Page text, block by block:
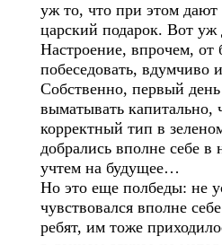
уж то, что при этом дают
царский подарок. Вот уж
Настроение, впрочем, от
побеседовать, вдумчиво
Собственно, первый
выматывать капитально,
корректный тип в
добрались вполне себе
учтем на будущее…
Но это еще полбеды: не
чувствовался вполне
ребят, им тоже